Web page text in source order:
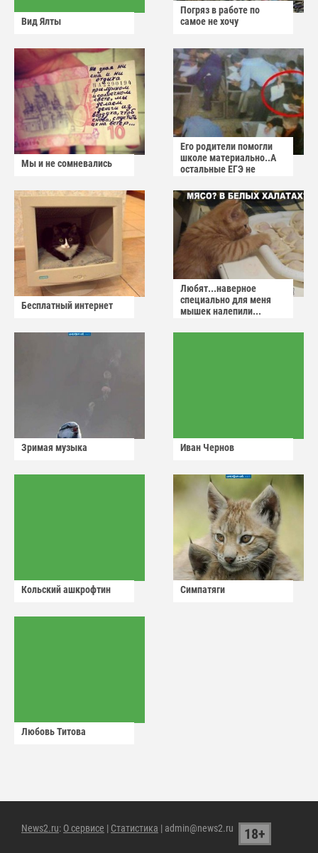
Вид Ялты
Погряз в работе по
самое не хочу
Мы и не сомневались
Его родители помогли
школе материально..А
остальные ЕГЭ не
Бесплатный интернет
Любят...наверное
специально для меня
мышек налепили...
Зримая музыка Иван Чернов
Кольский ашкрофтин Симпатяги
Любовь Титова
News2.ru: О сервисе | Статистика | admin@news2.ru 18+